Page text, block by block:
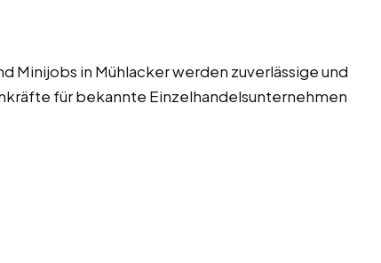
Minijobs in Mühlacker werden zuverlässige und
für bekannte Einzelhandelsunternehmen